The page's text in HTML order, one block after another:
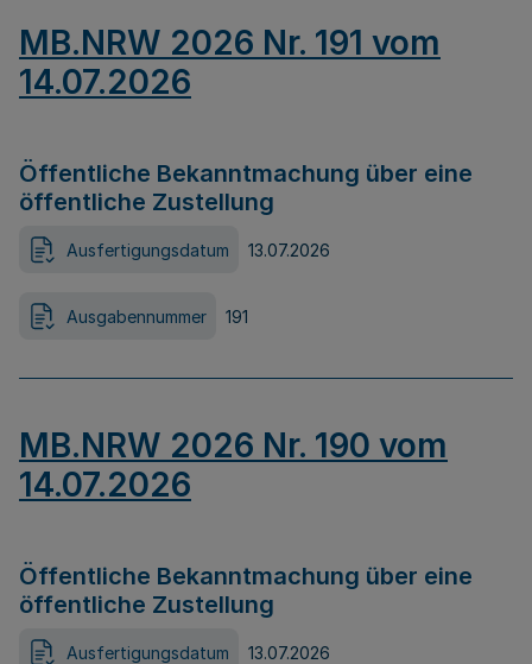
MB.NRW 2026 Nr. 191 vom
14.07.2026
Öffentliche Bekanntmachung über eine
öffentliche Zustellung
Ausfertigungsdatum 13.07.2026
Ausgabennummer 191
MB.NRW 2026 Nr. 190 vom
14.07.2026
Öffentliche Bekanntmachung über eine
öffentliche Zustellung
Ausfertigungsdatum 13.07.2026